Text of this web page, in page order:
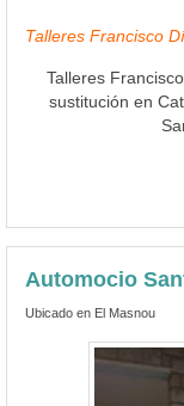
Talleres Francisco
Talleres
sustitución en
Automocio
Ubicado en El Masnou